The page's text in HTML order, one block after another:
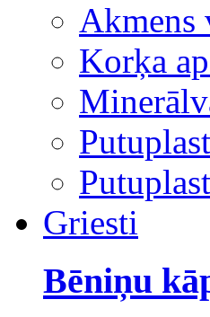
Akmens
Korķa
Griesti
Bēniņu